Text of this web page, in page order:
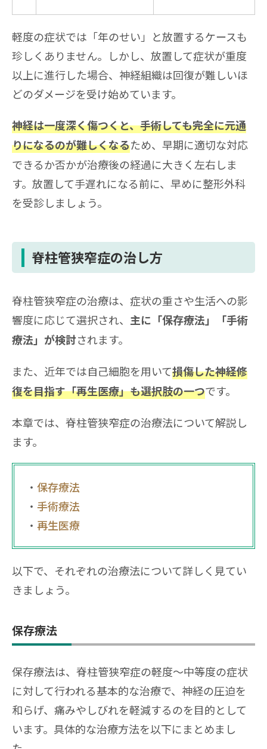
軽度の症状では「年のせい」と放置するケースも
珍しくありません。しかし、放置して症状が重度
以上に進行した場合、神経組織は回復が難しいほ
どのダメージを受け始めています。
神経は一度深く傷つくと、手術しても完全に元通
りになるのが難しくなるため、早期に適切な対応
できるか否かが治療後の経過に大きく左右しま
す。放置して手遅れになる前に、早めに整形外科
を受診しましょう。
脊柱管狭窄症の治し方
脊柱管狭窄症の治療は、症状の重さや生活への影
響度に応じて選択され、 主に「保存療法」「手術
療法」が検討されます。
また、近年では自己細胞を用いて損傷した神経修
復を目指す「再生医療」も選択肢の一つです。
本章では、脊柱管狭窄症の治療法について解説し
ます。
保存療法
手術療法
再生医療
以下で、それぞれの治療法について詳しく見てい
きましょう。
保存療法
保存療法は、脊柱管狭窄症の軽度〜中等度の症状
に対して行われる基本的な治療で、神経の圧迫を
和らげ、痛みやしびれを軽減するのを目的として
います。具体的な治療方法を以下にまとめまし